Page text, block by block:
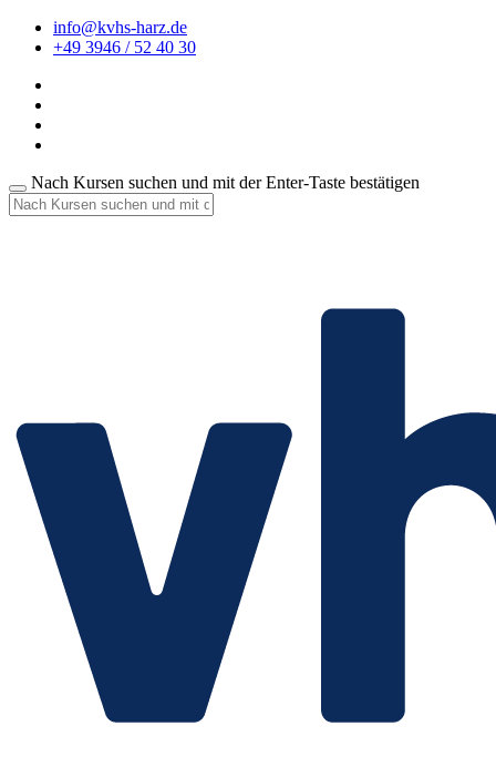
info@kvhs-harz.de
+49 3946 / 52 40 30
Nach Kursen suchen und mit der Enter-Taste bestätigen